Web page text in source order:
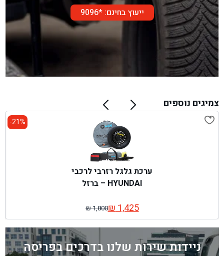
ייעוץ בחינם: *9096
צמיגים נוספים
21%-
ערכת גלגל רזרבי לרכבי
HYUNDAI – ברזל
₪1,800
המחיר
המקורי
היה:
₪ 1,800.
₪1,425
המחיר
הנוכחי
הוא:
₪ 1,425.
ניידות שירות שלנו בדרכים בפריסה